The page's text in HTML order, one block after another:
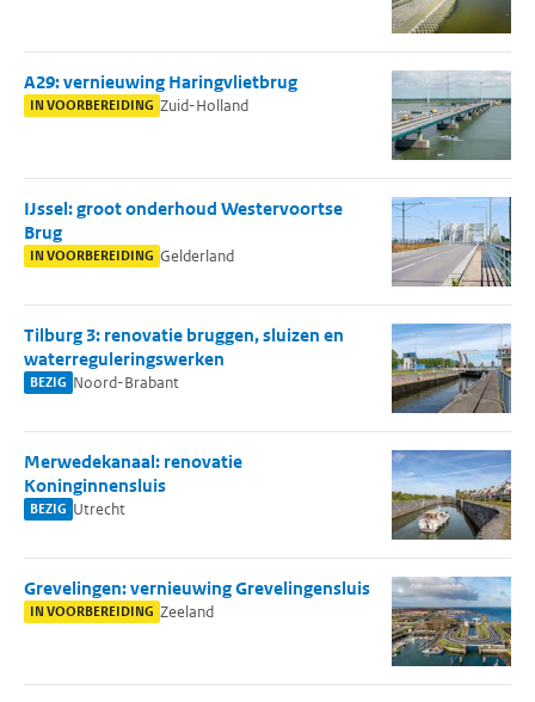
A29: vernieuwing Haringvlietbrug
IN VOORBEREIDING Zuid-Holland
IJssel: groot onderhoud Westervoortse
Brug
IN VOORBEREIDING Gelderland
Tilburg 3: renovatie bruggen, sluizen en
waterreguleringswerken
BEZIG Noord-Brabant
Merwedekanaal: renovatie
Koninginnensluis
BEZIG Utrecht
Grevelingen: vernieuwing Grevelingensluis
IN VOORBEREIDING Zeeland